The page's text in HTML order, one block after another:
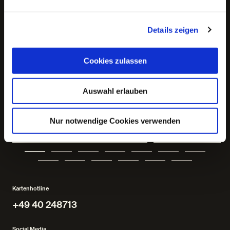
Details zeigen
Cookies zulassen
Auswahl erlauben
Nur notwendige Cookies verwenden
Ines Geipel / Demokratie und #1 Herfried
Kartenhotline
+49 40 248713